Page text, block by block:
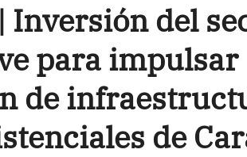
Inversión del
para impulsar
de
de